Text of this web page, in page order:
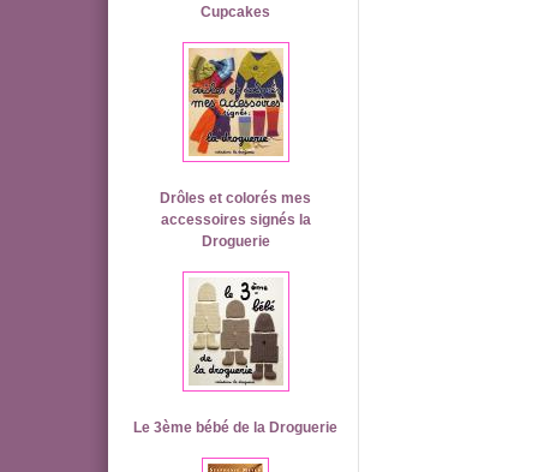
Cupcakes
Drôles et colorés mes
accessoires signés la
Droguerie
Le 3ème bébé de la Droguerie